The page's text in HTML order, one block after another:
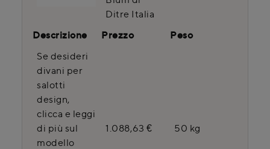
Ditre Italia
Descrizione
Prezzo
Peso
Se desideri
divani per
salotti
design,
clicca e leggi
di più sul
modello
1.088,63 € 50 kg